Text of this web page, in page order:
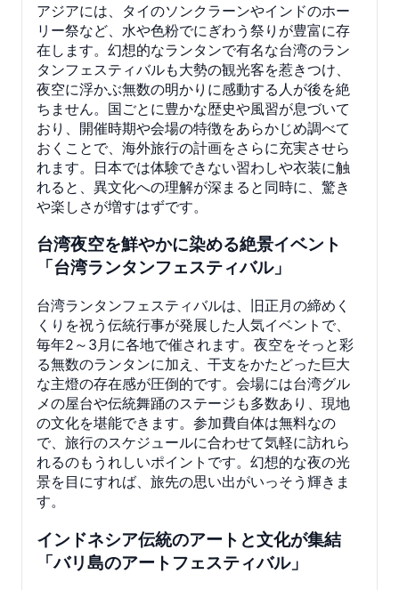
アジアには、タイのソンクラーンやインドのホー
リー祭など、水や色粉でにぎわう祭りが豊富に存
在します。幻想的なランタンで有名な台湾のラン
タンフェスティバルも大勢の観光客を惹きつけ、
夜空に浮かぶ無数の明かりに感動する人が後を絶
ちません。国ごとに豊かな歴史や風習が息づいて
おり、開催時期や会場の特徴をあらかじめ調べて
おくことで、海外旅行の計画をさらに充実させら
れます。日本では体験できない習わしや衣装に触
れると、異文化への理解が深まると同時に、驚き
や楽しさが増すはずです。
台湾夜空を鮮やかに染める絶景イベント
「台湾ランタンフェスティバル」
台湾ランタンフェスティバルは、旧正月の締めく
くりを祝う伝統行事が発展した人気イベントで、
毎年2～3月に各地で催されます。夜空をそっと彩
る無数のランタンに加え、干支をかたどった巨大
な主燈の存在感が圧倒的です。会場には台湾グル
メの屋台や伝統舞踊のステージも多数あり、現地
の文化を堪能できます。参加費自体は無料なの
で、旅行のスケジュールに合わせて気軽に訪れら
れるのもうれしいポイントです。幻想的な夜の光
景を目にすれば、旅先の思い出がいっそう輝きま
す。
インドネシア伝統のアートと文化が集結
「バリ島のアートフェスティバル」